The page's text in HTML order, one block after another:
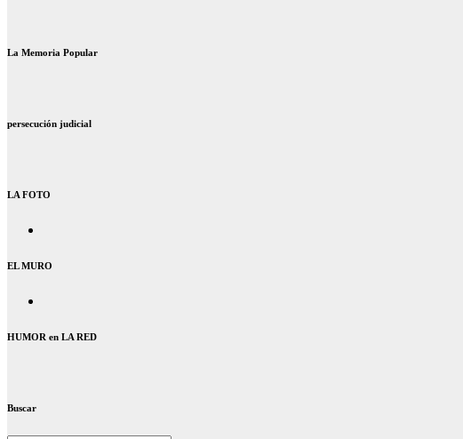
La Memoria Popular
persecución judicial
LA FOTO
EL MURO
HUMOR en LA RED
Buscar